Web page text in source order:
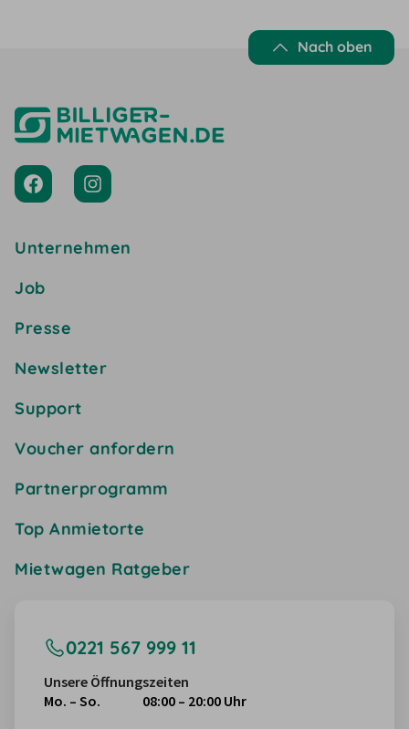
Nach oben
Unternehmen
Job
Presse
Newsletter
Support
Voucher anfordern
Partnerprogramm
Top Anmietorte
Mietwagen Ratgeber
0221 567 999 11
Unsere Öffnungszeiten
Mo. – So.
08:00 – 20:00 Uhr